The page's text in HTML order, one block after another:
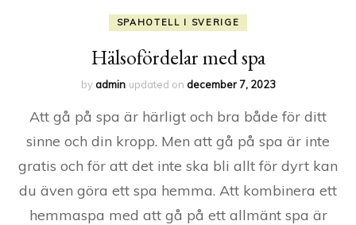
SPAHOTELL I SVERIGE
Hälsofördelar med spa
byadmin updated on december 7, 2023
Att gå på spa är härligt och bra både för ditt
sinne och din kropp. Men att gå på spa är inte
gratis och för att det inte ska bli allt för dyrt kan
du även göra ett spa hemma. Att kombinera ett
hemmaspa med att gå på ett allmänt spa är